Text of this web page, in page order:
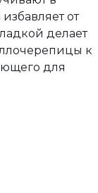
от
делает
к
для